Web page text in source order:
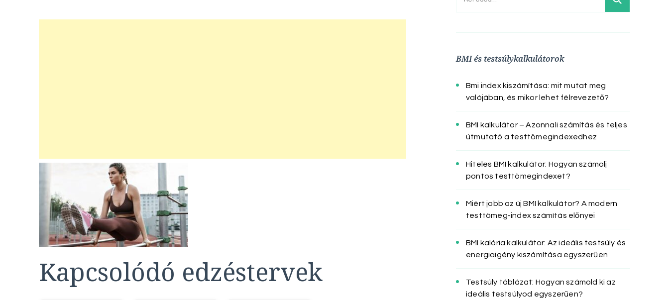
Kapcsolódó edzéstervek
BMI és testsúlykalkulátorok
Bmi index kiszámítása: mit mutat meg
valójában, és mikor lehet félrevezető?
BMI kalkulátor – Azonnali számítás és teljes
útmutató a testtömegindexedhez
Hiteles BMI kalkulátor: Hogyan számolj
pontos testtömegindexet?
Miért jobb az új BMI kalkulátor? A modern
testtömeg-index számítás előnyei
BMI kalória kalkulátor: Az ideális testsúly és
energiaigény kiszámítása egyszerűen
Testsúly táblázat: Hogyan számold ki az
ideális testsúlyod egyszerűen?